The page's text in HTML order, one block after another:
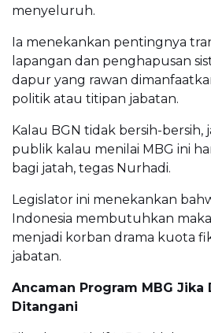
menyeluruh.
Ia menekankan pentingnya
lapangan dan penghapusan
dapur yang rawan
politik atau titipan jabatan.
Kalau BGN tidak bersih-bersih,
publik kalau menilai MBG ini
bagi jatah, tegas Nurhadi.
Legislator ini menekankan
Indonesia membutuhkan
menjadi korban drama kuota
jabatan.
Ancaman Program MBG
Ditangani